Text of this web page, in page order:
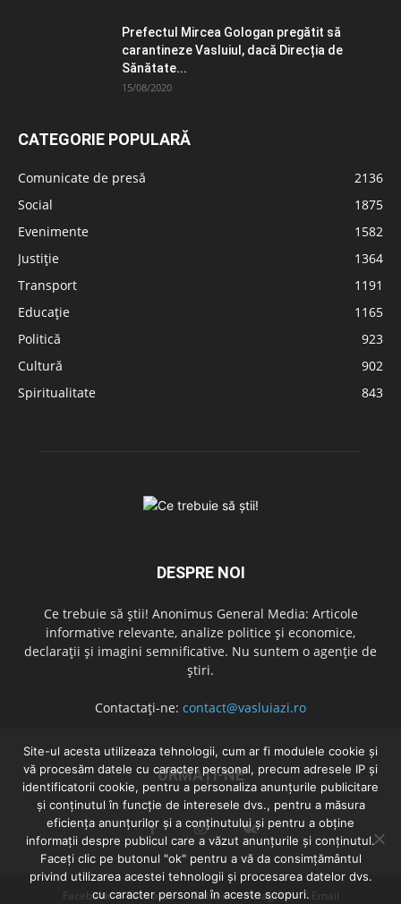
Prefectul Mircea Gologan pregătit să
carantineze Vasluiul, dacă Direcția de
Sănătate...
15/08/2020
CATEGORIE POPULARĂ
Comunicate de presă
2136
Social
1875
Evenimente
1582
Justiție
1364
Transport
1191
Educație
1165
Politică
923
Cultură
902
Spiritualitate
843
DESPRE NOI
Ce trebuie să știi! Anonimus General Media: Articole
informative relevante, analize politice și economice,
declarații și imagini semnificative. Nu suntem o agenție de
știri.
Contactați-ne: contact@vasluiazi.ro
URMAȚI-NE
Facebook Facebook Twitter Instagram Email
Site-ul acesta utilizeaza tehnologii, cum ar fi modulele cookie și
vă procesăm datele cu caracter personal, precum adresele IP și
identificatorii cookie, pentru a personaliza anunțurile publicitare
și conținutul în funcție de interesele dvs., pentru a măsura
eficiența anunțurilor și a conținutului și pentru a obține
informații despre publicul care a văzut anunțurile și conținutul.
Faceți clic pe butonul "ok" pentru a vă da consimțământul
privind utilizarea acestei tehnologii și procesarea datelor dvs.
cu caracter personal în aceste scopuri.